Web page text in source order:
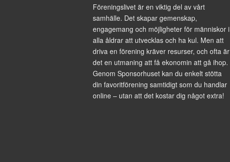
Föreningslivet är en viktig del av vårt
samhälle. Det skapar gemenskap,
engagemang och möjligheter för människor i
alla åldrar att utvecklas och ha kul. Men att
driva en förening kräver resurser, och ofta är
det en utmaning att få ekonomin att gå ihop.
Genom Sponsorhuset kan du enkelt stötta
din favoritförening samtidigt som du handlar
online – utan att det kostar dig något extra!